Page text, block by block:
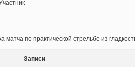
матча по практической стрельбе из
Записи